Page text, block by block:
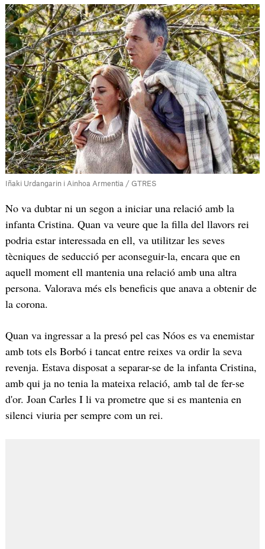
Iñaki Urdangarin i Ainhoa Armentia / GTRES
No va dubtar ni un segon a iniciar una relació amb la
infanta Cristina. Quan va veure que la filla del llavors rei
podria estar interessada en ell, va utilitzar les seves
tècniques de seducció per aconseguir-la, encara que en
aquell moment ell mantenia una relació amb una altra
persona. Valorava més els beneficis que anava a obtenir de
la corona.
Quan va ingressar a la presó pel cas Nóos es va enemistar
amb tots els Borbó i tancat entre reixes va ordir la seva
revenja. Estava disposat a separar-se de la infanta Cristina,
amb qui ja no tenia la mateixa relació, amb tal de fer-se
d'or. Joan Carles I li va prometre que si es mantenia en
silenci viuria per sempre com un rei.